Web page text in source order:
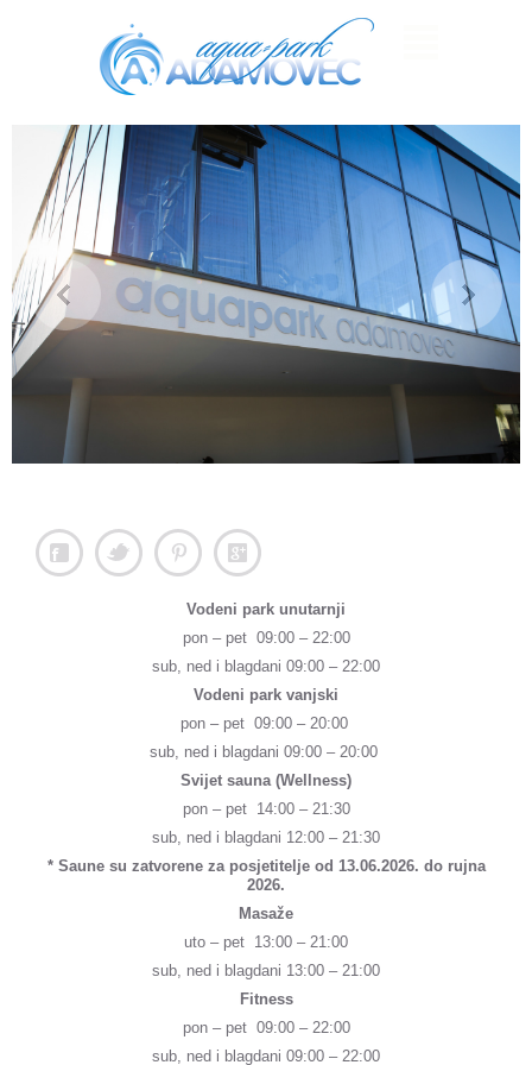
Vodeni park unutarnji
pon – pet 09:00 – 22:00
sub, ned i blagdani 09:00 – 22:00
Vodeni park vanjski
pon – pet 09:00 – 20:00
sub, ned i blagdani 09:00 – 20:00
Svijet sauna (Wellness)
pon – pet 14:00 – 21:30
sub, ned i blagdani 12:00 – 21:30
* Saune su zatvorene za posjetitelje od 13.06.2026. do rujna
2026.
Masaže
uto – pet 13:00 – 21:00
sub, ned i blagdani 13:00 – 21:00
Fitness
pon – pet 09:00 – 22:00
sub, ned i blagdani 09:00 – 22:00